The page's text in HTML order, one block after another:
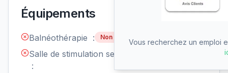
Équipements
Balnéothérapie : Non disponible
Salle de stimulation sensorielle
:
Vous recherchez un emploi